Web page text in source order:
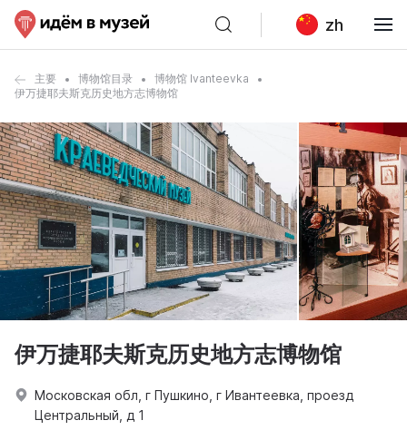
zh
主要 博物馆目录
博物馆 Ivanteevka
伊万捷耶夫斯克历史地方志博物馆
伊万捷耶夫斯克历史地方志博物馆
Московская обл, г Пушкино, г Ивантеевка, проезд
Центральный, д 1